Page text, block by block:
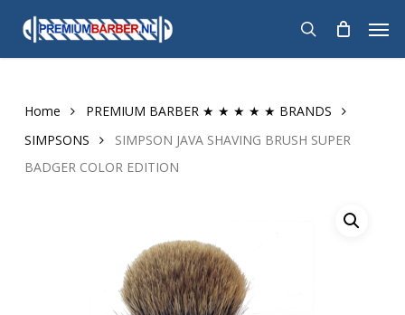
main
search
Home
PREMIUM BARBER ★ ★ ★ ★ ★ BRANDS
SIMPSONS
SIMPSON JAVA SHAVING BRUSH SUPER
BADGER COLOR EDITION